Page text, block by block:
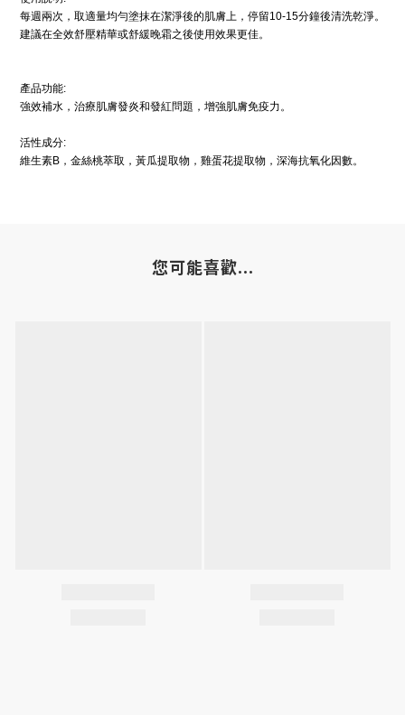
每週兩次，取適量均勻塗抹在潔淨後的肌膚上，停留10-15分鐘後清洗乾淨。
建議在全效舒壓精華或舒緩晚霜之後使用效果更佳。
產品功能:
強效補水，治療肌膚發炎和發紅問題，增強肌膚免疫力。
活性成分:
維生素B，金絲桃萃取，黃瓜提取物，雞蛋花提取物，深海抗氧化因數。
您可能喜歡...